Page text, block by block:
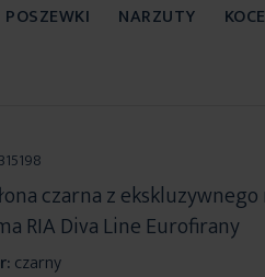
POSZEWKI NARZUTY KOCE
315198
czarna z
RIA Diva Line Eurofirany
czarny